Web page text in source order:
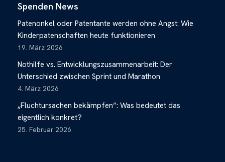
Spenden News
Patenonkel oder Patentante werden ohne Angst: Wie
Kinderpatenschaften heute funktionieren
19. März 2026
Nothilfe vs. Entwicklungszusammenarbeit: Der
Unterschied zwischen Sprint und Marathon
4. März 2026
„Fluchtursachen bekämpfen“: Was bedeutet das
eigentlich konkret?
25. Februar 2026